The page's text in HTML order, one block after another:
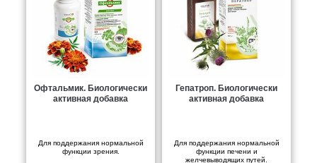
Офтальмик. Биологически
активная добавка
Для поддержания нормальной
функции зрения.
Гепатроп. Биологически
активная добавка
Для поддержания нормальной
функции печени и
желчевыводящих путей.